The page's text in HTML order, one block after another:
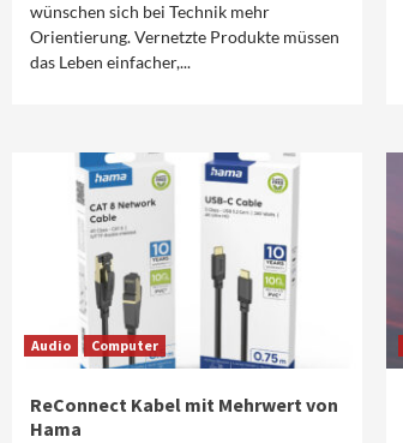
wünschen sich bei Technik mehr
Orientierung. Vernetzte Produkte müssen
das Leben einfacher,...
Audio Computer
ReConnect Kabel mit Mehrwert von
Hama